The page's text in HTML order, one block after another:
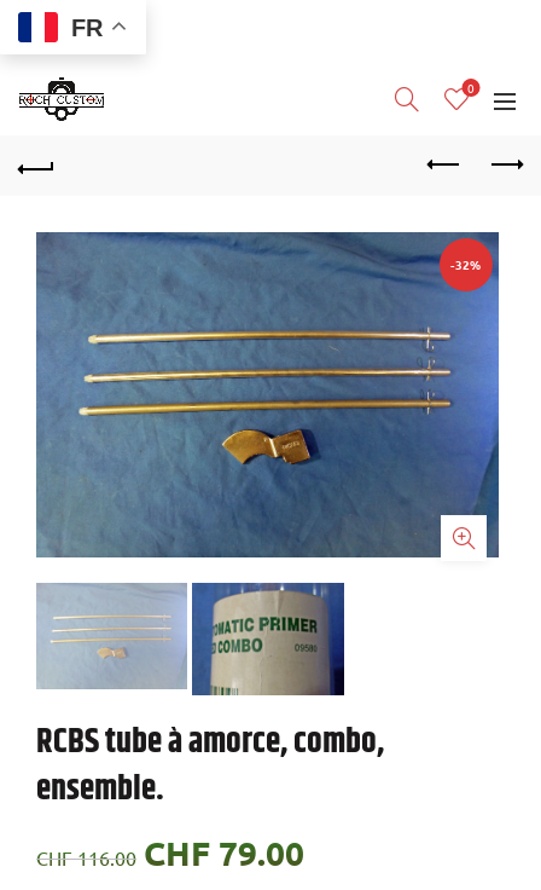
FR
0
-32%
RCBS tube à amorce, combo,
ensemble.
CHF116.00 Le
CHF 79.00